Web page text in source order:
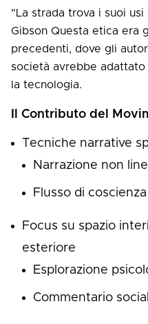
"La strada trova i suoi
Gibson Questa etica era
precedenti, dove gli
società avrebbe
la tecnologia.
Il Contributo del
Tecniche narrative
Narrazione non
Flusso di coscienza
Focus su spazio
esteriore
Esplorazione
Commentario